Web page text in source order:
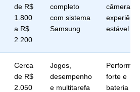
de R$
1.800
a R$
2.200
completo
com sistema
Samsung
câmeras e
estável
Cerca
de R$
2.050
Jogos,
desempenho
e multitarefa
forte e
bateria de